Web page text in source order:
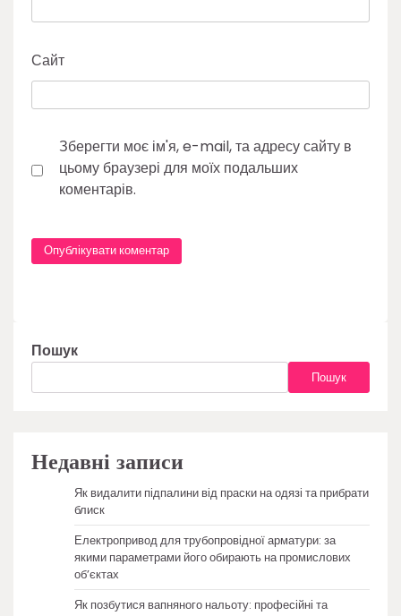
Сайт
Зберегти моє ім'я, e-mail, та адресу сайту в
цьому браузері для моїх подальших
коментарів.
Пошук
Пошук
Недавні записи
Як видалити підпалини від праски на одязі та прибрати
блиск
Електропривод для трубопровідної арматури: за
якими параметрами його обирають на промислових
об’єктах
Як позбутися вапняного нальоту: професійні та